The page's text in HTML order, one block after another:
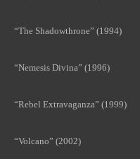
“The Shadowthrone” (1994)
“Nemesis Divina” (1996)
“Rebel Extravaganza” (1999)
“Volcano” (2002)